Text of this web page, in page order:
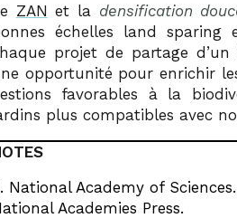
ZAN et la densification
échelles land
projet de partage
opportunité pour enrichir
favorables à la
plus compatibles avec
National Academy of
Academies Press.